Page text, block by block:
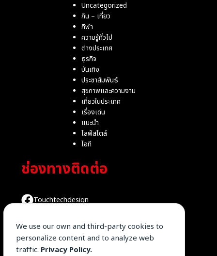
Uncategorized
กิน – เที่ยว
กีฬา
ความรู้ทั่วไป
ต่างประเทศ
ธุรกิจ
บันเทิง
ประชาสัมพันธ์
สุขภาพและความงาม
เที่ยวในประเทศ
เรื่องเด่น
แนะนำ
ไลฟ์สไตล์
ไอที
ช่องทางติดต่อ
Touchtechdesign
@byttd
We use our own and third-party cookies to
personalize content and to analyze web
traffic. Privacy Policy.